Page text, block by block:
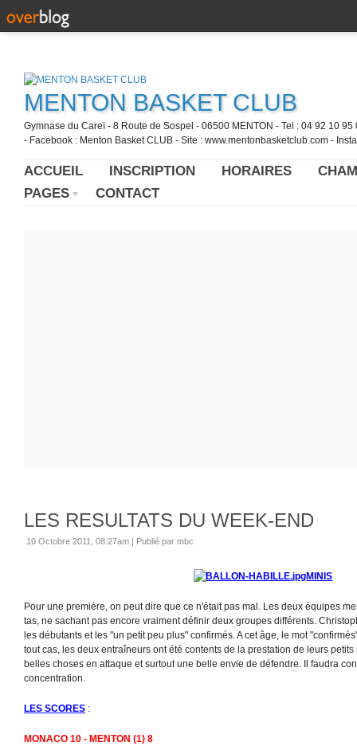
MENTON BASKET CLUB
Gymnase du Careï - 8 Route de Sospel - 06500 MENTON - Tel : 04 92 10
- Facebook : Menton Basket CLUB - Site : www.mentonbasketclub.com -
ACCUEIL INSCRIPTION HORAIRES
PAGES
CONTACT
LES RESULTATS DU WEEK-END
10 Octobre 2011, 08:27am | Publié par mbc
MINIS
Pour une première, on peut dire que ce n'était pas mal. Les deux équipes
tas, ne sachant pas encore vraiment définir deux groupes différents.
les débutants et les "un petit peu plus" confirmés. A cet âge, le mot
tout cas, les deux entraîneurs ont été contents de la prestation de leurs
belles choses en attaque et surtout une belle envie de défendre. Il faudra
concentration.
LES SCORES :
MONACO 10 - MENTON (1) 8